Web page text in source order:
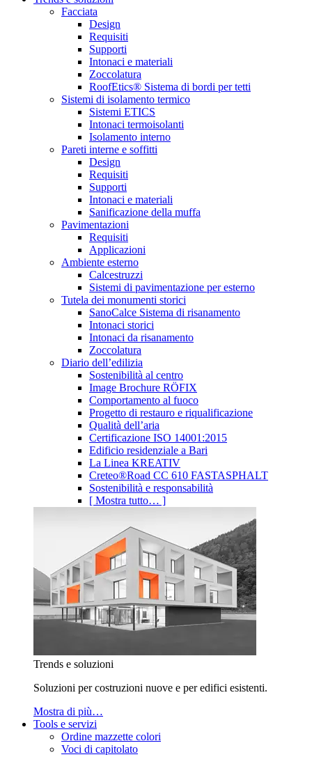
Facciata
Design
Requisiti
Supporti
Intonaci e materiali
Zoccolatura
RoofEtics® Sistema di bordi per tetti
Sistemi di isolamento termico
Sistemi ETICS
Intonaci termoisolanti
Isolamento interno
Pareti interne e soffitti
Design
Requisiti
Supporti
Intonaci e materiali
Sanificazione della muffa
Pavimentazioni
Requisiti
Applicazioni
Ambiente esterno
Calcestruzzi
Sistemi di pavimentazione per esterno
Tutela dei monumenti storici
SanoCalce Sistema di risanamento
Intonaci storici
Intonaci da risanamento
Zoccolatura
Diario dell’edilizia
Sostenibilità al centro
Image Brochure RÖFIX
Comportamento al fuoco
Progetto di restauro e riqualificazione
Qualità dell’aria
Certificazione ISO 14001:2015
Edificio residenziale a Bari
La Linea KREATIV
Creteo®Road CC 610 FASTASPHALT
Sostenibilità e responsabilità
[ Mostra tutto… ]
Trends e soluzioni
Soluzioni per costruzioni nuove e per edifici esistenti.
Mostra di più…
Tools e servizi
Ordine mazzette colori
Voci di capitolato